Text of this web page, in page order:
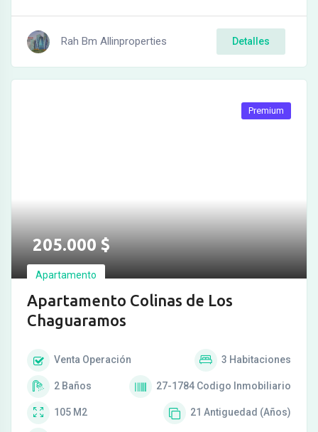
Rah Bm Allinproperties Detalles
205.000$
Apartamento
Apartamento Colinas de Los
Chaguaramos
Premium
Venta Operación 3 Habitaciones
2 Baños 27-1784 Codigo Inmobiliario
105 M2 21 Antiguedad (Años)